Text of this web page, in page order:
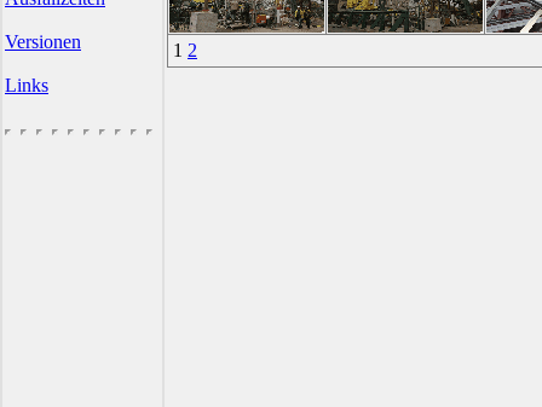
Versionen
Links
1 2